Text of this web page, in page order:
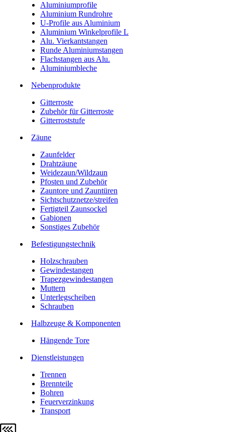
Aluminiumprofile
Aluminium Rundrohre
U-Profile aus Aluminium
Aluminium Winkelprofile L
Alu. Vierkantstangen
Runde Aluminiumstangen
Flachstangen aus Alu.
Aluminiumbleche
Nebenprodukte
Gitterroste
Zubehör für Gitterroste
Gitterroststufe
Zäune
Zaunfelder
Drahtzäune
Weidezaun/Wildzaun
Pfosten und Zubehör
Zauntore und Zauntüren
Sichtschutznetze/streifen
Fertigteil Zaunsockel
Gabionen
Sonstiges Zubehör
Befesti­gungstechnik
Holzschrauben
Gewindestangen
Trapezgewindestangen
Muttern
Unterlegscheiben
Schrauben
Halbzeuge & Komponenten
Hängende Tore
Dienstleistungen
Trennen
Brennteile
Bohren
Feuerverzinkung
Transport